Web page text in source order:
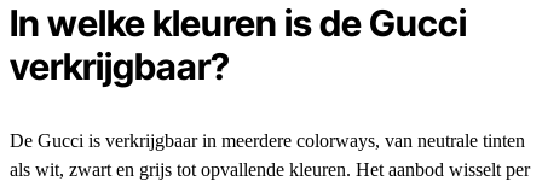
In welke kleuren is de Gucci
verkrijgbaar?
De Gucci is verkrijgbaar in meerdere colorways, van neutrale tinten
als wit, zwart en grijs tot opvallende kleuren. Het aanbod wisselt per